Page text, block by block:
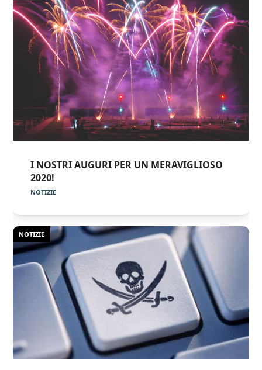
I NOSTRI AUGURI PER UN MERAVIGLIOSO
2020!
NOTIZIE
NOTIZIE